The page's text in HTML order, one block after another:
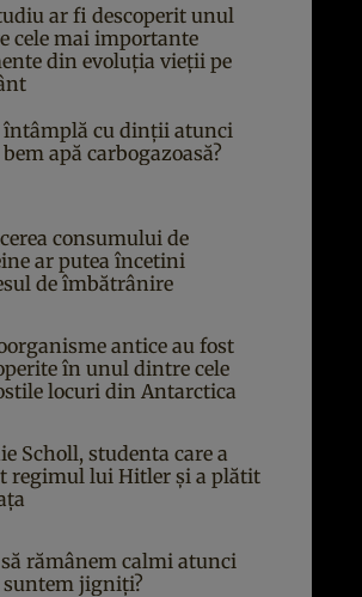
ar fi descoperit unul
cele mai importante
din evoluția vieții pe
întâmplă cu dinții atunci
apă carbogazoasă?
consumului de
ar putea încetini
de îmbătrânire
antice au fost
în unul dintre cele
locuri din Antarctica
Scholl, studenta care a
regimul lui Hitler și a plătit
rămânem calmi atunci
suntem jigniți?